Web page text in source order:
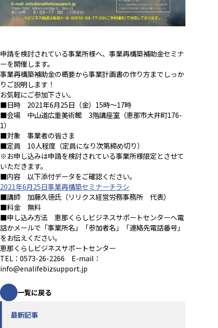
最新記事
申請を検討されている事業所様へ、事業再構築補助金セミナ
ーを開催します。
事業再構築補助金の概要から事業計画書の作り方までしっか
りご説明します！
お気軽にご参加下さい。
■日時 2021年6月25日（金）15時～17時
■会場 中山道広重美術館 3階講座室（恵那市大井町176-
1）
■対象 事業者の皆さま
■定員 10人程度（定員になり次第締め切り）
※お申し込みは申請を検討されている事業所様限定とさせて
いただきます。
■内容 以下添付データをご確認ください。
2021年6月25日事業再構築セミナーチラシ
■講師 加藤久徳氏（リリクス経営労務事務所 代表）
■料金 無料
■申し込み方法 恵那くらしビジネスサポートセンターへ電
話かメールで「事業所名」「参加者名」「連絡先電話番号」
をお伝えください。
恵那くらしビジネスサポートセンター
TEL：0573-26-2266 E-mail：
info@enalifebizsupport.jp
一覧に戻る